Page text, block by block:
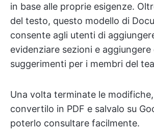
in base alle proprie esigenze.
del testo, questo modello di
consente agli utenti di
evidenziare sezioni e
suggerimenti per i membri del
Una volta terminate le
convertilo in PDF e salvalo su
poterlo consultare facilmente.